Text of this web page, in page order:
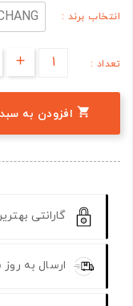
انتخاب برند :
تعداد :
 افزودن به سبد
گارانتی
ارسال به